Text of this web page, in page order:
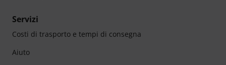
Servizi
Costi di trasporto e tempi di consegna
Aiuto